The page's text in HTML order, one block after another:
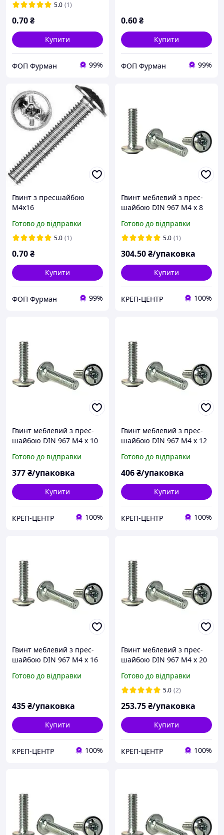
5.0 (1)
0.70₴
Купити
ФОП Фурман 99%
0.60₴
Купити
ФОП Фурман 99%
Гвинт з пресшайбою
М4х16
Готово до відправки
5.0 (1)
0.70₴
Купити
ФОП Фурман 99%
Гвинт меблевий з прес-
шайбою DIN 967 М4 х 8
Готово до відправки
5.0 (1)
304.50₴/упаковка
Купити
КРЕП-ЦЕНТР 100%
Гвинт меблевий з прес-
шайбою DIN 967 М4 х 10
Готово до відправки
377₴/упаковка
Купити
КРЕП-ЦЕНТР 100%
Гвинт меблевий з прес-
шайбою DIN 967 М4 х 12
Готово до відправки
406₴/упаковка
Купити
КРЕП-ЦЕНТР 100%
Гвинт меблевий з прес-
шайбою DIN 967 М4 х 16
Готово до відправки
435₴/упаковка
Купити
КРЕП-ЦЕНТР 100%
Гвинт меблевий з прес-
шайбою DIN 967 М4 х 20
Готово до відправки
5.0 (2)
253.75₴/упаковка
Купити
КРЕП-ЦЕНТР 100%